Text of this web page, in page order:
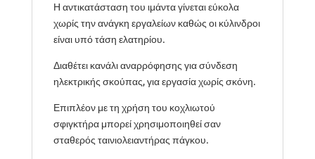
Η αντικατάσταση του ιμάντα γίνεται εύκολα
χωρίς την ανάγκη εργαλείων καθώς οι κύλινδροι
είναι υπό τάση ελατηρίου.
Διαθέτει κανάλι αναρρόφησης για σύνδεση
ηλεκτρικής σκούπας, για εργασία χωρίς σκόνη.
Επιπλέον με τη χρήση του κοχλιωτού
σφιγκτήρα μπορεί χρησιμοποιηθεί σαν
σταθερός ταινιολειαντήρας πάγκου.